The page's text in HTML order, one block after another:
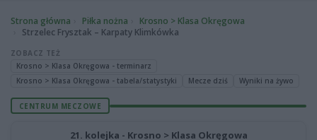
Strona główna Piłka nożna
Krosno > Klasa Okręgowa
Strzelec Frysztak – Karpaty Klimkówka
ZOBACZ TEŻ
Krosno > Klasa Okręgowa - terminarz
Krosno > Klasa Okręgowa - tabela/statystyki
Mecze dziś Wyniki na żywo
CENTRUM MECZOWE
21. kolejka - Krosno > Klasa Okręgowa